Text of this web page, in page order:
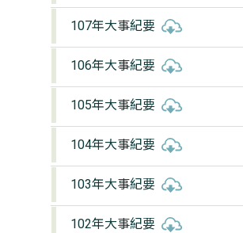
107年大事紀要
106年大事紀要
105年大事紀要
104年大事紀要
103年大事紀要
102年大事紀要